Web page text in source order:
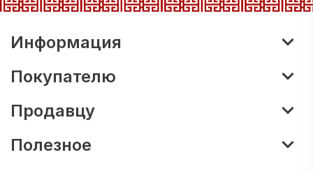
Информация
Покупателю
Продавцу
Полезное